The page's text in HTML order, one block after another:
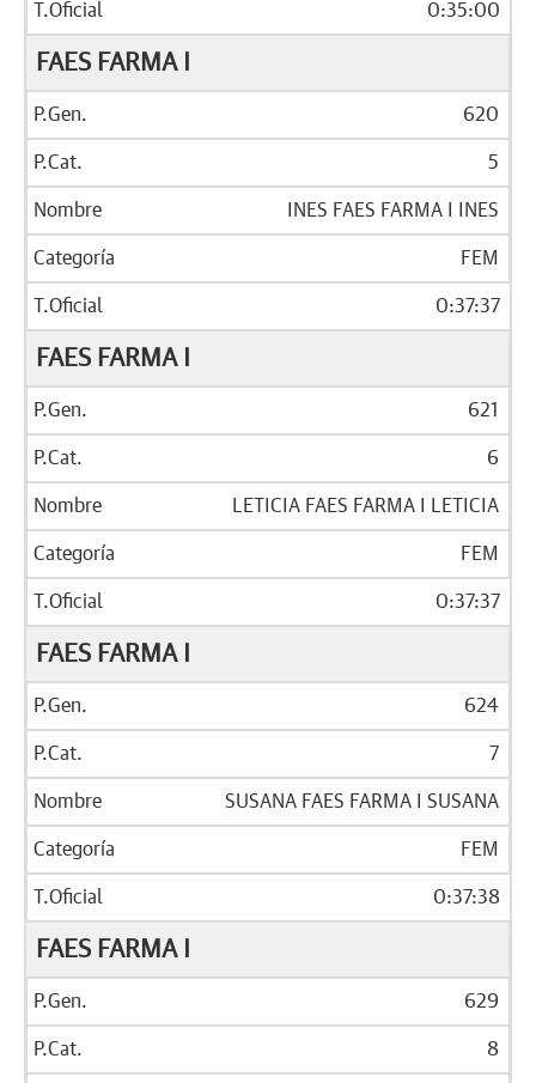
0:35:00
FAES FARMA I
620
5
INES FAES FARMA I INES
FEM
0:37:37
FAES FARMA I
621
6
LETICIA FAES FARMA I LETICIA
FEM
0:37:37
FAES FARMA I
624
7
SUSANA FAES FARMA I SUSANA
FEM
0:37:38
FAES FARMA I
629
8